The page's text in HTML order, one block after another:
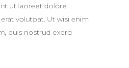
ut laoreet dolore
volutpat. Ut wisi enim
quis nostrud exerci